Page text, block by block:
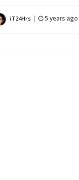
iT24Hrs 5 years ago